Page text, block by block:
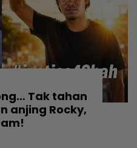
Tak tahan
anjing Rocky,